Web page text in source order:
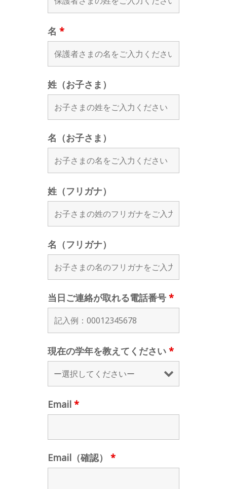
名 *
姓（お子さま）
名（お子さま）
姓（フリガナ）
名（フリガナ）
当日ご連絡が取れる電話番号 *
現在の学年を教えてください *
Email *
Email（確認） *